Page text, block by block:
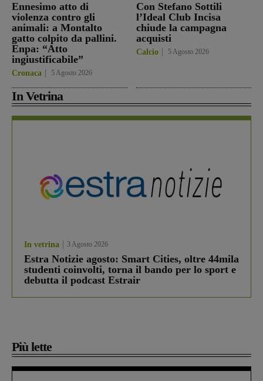
Ennesimo atto di
violenza contro gli
animali: a Montalto
gatto colpito da pallini.
Enpa: “Atto
ingiustificabile”
Cronaca 5 Agosto 2026
Con Stefano Sottili
l’Ideal Club Incisa
chiude la campagna
acquisti
Calcio 5 Agosto 2026
In Vetrina
In vetrina 3 Agosto 2026
Estra Notizie agosto: Smart Cities, oltre 44mila
studenti coinvolti, torna il bando per lo sport e
debutta il podcast Estrair
Più lette